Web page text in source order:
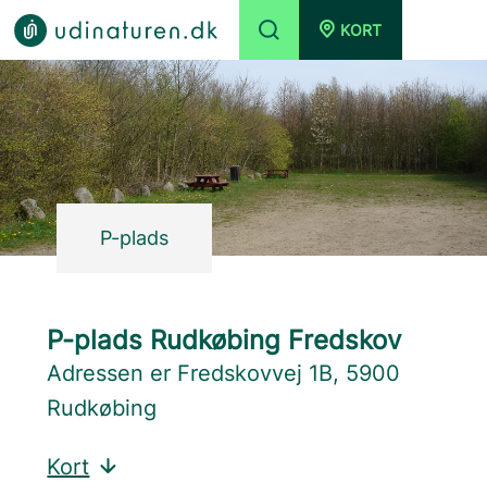
KORT
P-plads
P-plads Rudkøbing Fredskov
Adressen er Fredskovvej 1B, 5900
Rudkøbing
Kort